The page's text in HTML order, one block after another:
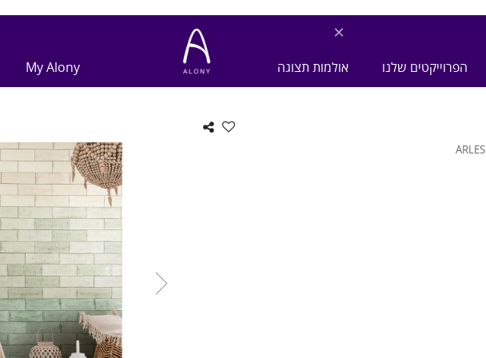
×
הפרוייקטים שלנו אולמות תצוגה My Alony
ARLES